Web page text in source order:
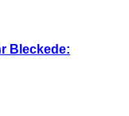
Bleckede: